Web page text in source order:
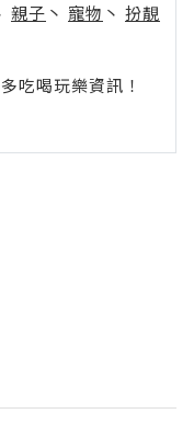
親子 丶 寵物 丶 扮靚
吃喝玩樂資訊！